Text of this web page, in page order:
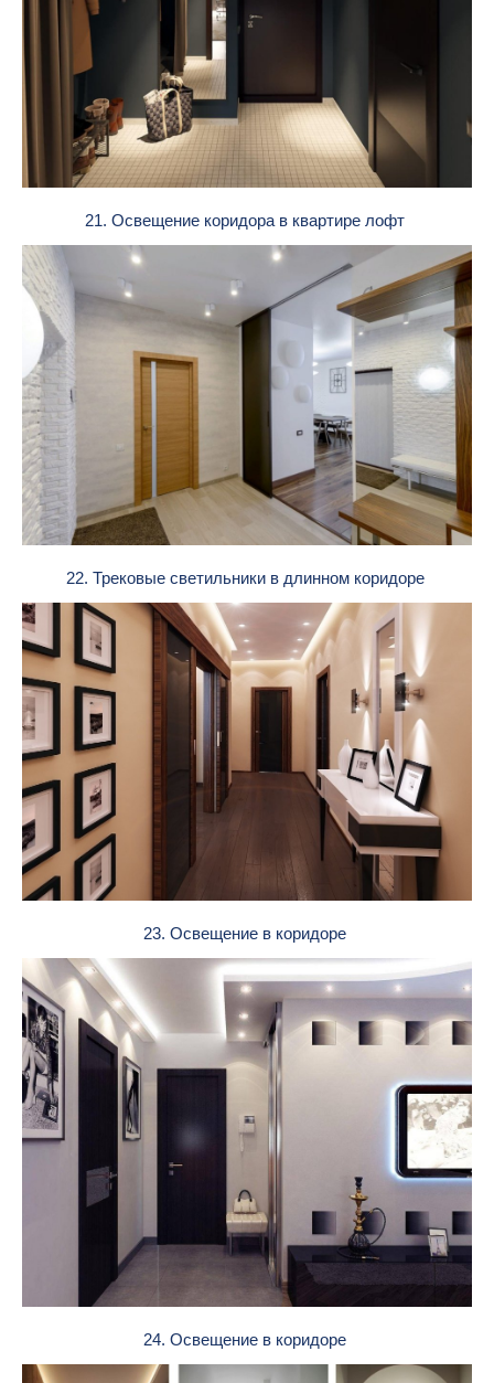
21. Освещение коридора в квартире лофт
22. Трековые светильники в длинном коридоре
23. Освещение в коридоре
24. Освещение в коридоре